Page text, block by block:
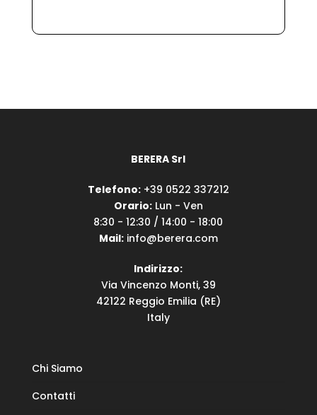
BERERA Srl
Telefono:+39 0522 337212
Orario:Lun - Ven
8:30 - 12:30 / 14:00 - 18:00
Mail:info@berera.com
Indirizzo:
Via Vincenzo Monti, 39
42122 Reggio Emilia (RE)
Italy
Chi Siamo
Contatti